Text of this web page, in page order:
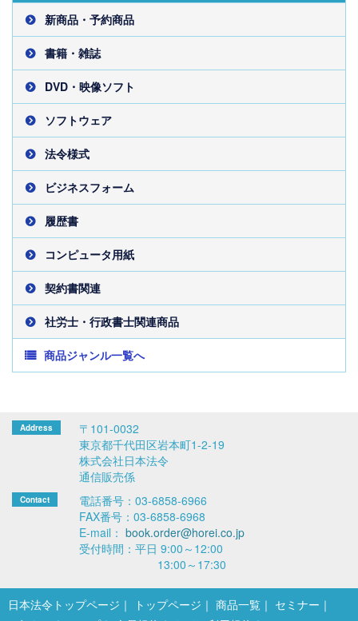
新商品・予約商品
書籍・雑誌
DVD・映像ソフト
ソフトウェア
法令様式
ビジネスフォーム
履歴書
コンピュータ用紙
契約書関連
社労士・行政書士関連商品
商品ジャンル一覧へ
〒101-0032
東京都千代田区岩本町1-2-19
株式会社日本法令
通信販売係
電話番号：03-6858-6966
FAX番号：03-6858-6968
E-mail： book.order@horei.co.jp
受付時間：平日 9:00～12:00
13:00～17:30
日本法令トップページ トップページ 商品一覧
セミナー